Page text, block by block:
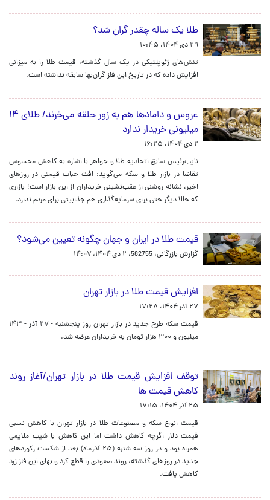
طلا یک ساله چقدر گران شد؟
۲۹ دی ۱۴۰۴، ۱۰:۴۵
تنش‌های ژئوپلتیکی در یک سال گذشته، قیمت طلا را به میزانی
افزایش داده که در تاریخ این فلز گران‌بها سابقه نداشته است.
عروس و دامادها هم به زور حلقه می‌خرند/ طلای ۱۴
میلیونی خریدار ندارد
۲ دی ۱۴۰۴، ۱۶:۲۵
نایب‌رئیس سابق اتحادیه طلا و جواهر با اشاره به کاهش محسوس
تقاضا در بازار طلا و سکه می‌گوید: افت حباب قیمتی در روزهای
اخیر، نشانه روشنی از عقب‌نشینی خریداران از این بازار است؛ بازاری
که حالا دیگر حتی برای سرمایه‌گذاری هم جذابیتی برای مردم ندارد.
قیمت طلا در ایران و جهان چگونه تعیین می‌شود؟
گزارش بازرگانی، 582755، ۲ دی ۱۴۰۴، ۱۴:۰۷
افزایش قیمت طلا در بازار تهران
۲۷ آذر ۱۴۰۴، ۱۷:۲۸
قیمت سکه طرح جدید در بازار تهران روز پنجشنبه - ۲۷ آذر - ۱۴۳
میلیون و ۳۰۰ هزار تومان به خریداران عرضه شد.
توقف افزایش قیمت طلا در بازار تهران/آغاز روند
کاهش قیمت ها
۲۵ آذر ۱۴۰۴، ۱۷:۱۵
قیمت انواع سکه و مصنوعات طلا در بازار تهران با کاهش نسبی
قیمت دلار اگرچه کاهش داشت اما این کاهش با شیب ملایمی
همراه بود و در روز سه شنبه (۲۵ آذرماه) بعد از شکست رکوردهای
جدید در روزهای گذشته، روند صعودی را قطع کرد و بهای این فلز زرد
کاهش یافت.